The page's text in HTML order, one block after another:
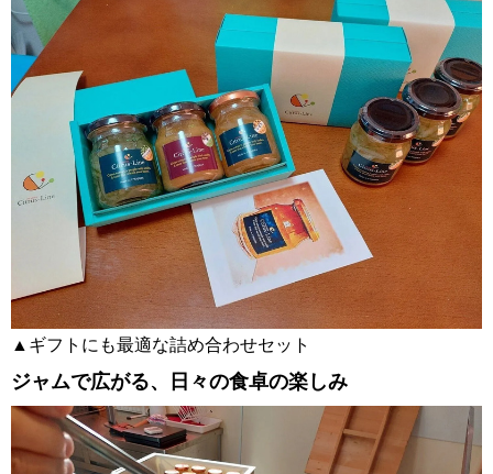
▲ギフトにも最適な詰め合わせセット
ジャムで広がる、日々の食卓の楽しみ